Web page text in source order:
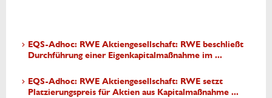
EQS-Adhoc: RWE Aktiengesellschaft: RWE beschließt
Durchführung einer Eigenkapitalmaßnahme im ...
EQS-Adhoc: RWE Aktiengesellschaft: RWE setzt
Platzierungspreis für Aktien aus Kapitalmaßnahme ...